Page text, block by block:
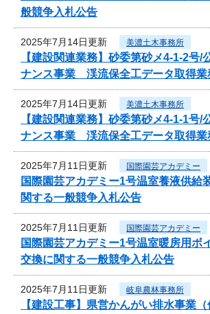
般競争入札公告
2025年7月14日更新 美濃土木事務所
【建設関連業務】砂委第砂メ4-1-2号/
ナンス事業 渓流保全工データ取得業
2025年7月14日更新 美濃土木事務所
【建設関連業務】砂委第砂メ4-1-1号/
ナンス事業 渓流保全工データ取得業
2025年7月11日更新 国際園芸アカデミー
国際園芸アカデミー1号温室養液供給
関する一般競争入札公告
2025年7月11日更新 国際園芸アカデミー
国際園芸アカデミー1号温室暖房用ボ
交換に関する一般競争入札公告
2025年7月11日更新 岐阜農林事務所
【建設工事】県営かんがい排水事業（